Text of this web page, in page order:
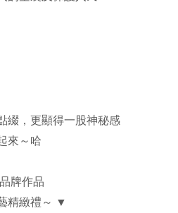
綴，更顯得一股神秘感
來～哈
牌作品
精緻禮～ ▼